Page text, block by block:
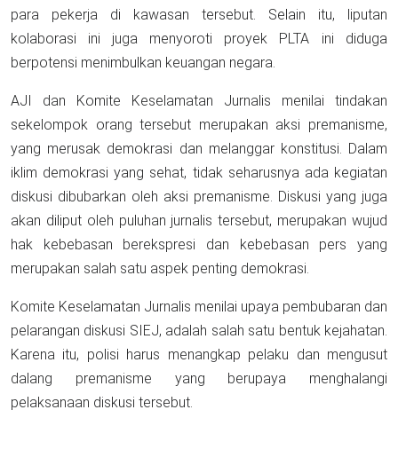
para pekerja di kawasan tersebut. Selain itu, liputan
kolaborasi ini juga menyoroti proyek PLTA ini diduga
berpotensi menimbulkan keuangan negara.
AJI dan Komite Keselamatan Jurnalis menilai tindakan
sekelompok orang tersebut merupakan aksi premanisme,
yang merusak demokrasi dan melanggar konstitusi. Dalam
iklim demokrasi yang sehat, tidak seharusnya ada kegiatan
diskusi dibubarkan oleh aksi premanisme. Diskusi yang juga
akan diliput oleh puluhan jurnalis tersebut, merupakan wujud
hak kebebasan berekspresi dan kebebasan pers yang
merupakan salah satu aspek penting demokrasi.
Komite Keselamatan Jurnalis menilai upaya pembubaran dan
pelarangan diskusi SIEJ, adalah salah satu bentuk kejahatan.
Karena itu, polisi harus menangkap pelaku dan mengusut
dalang premanisme yang berupaya menghalangi
pelaksanaan diskusi tersebut.